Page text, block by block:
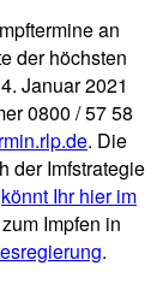
an
der höchsten
Januar 2021
0800 / 57 58
. Die
der Imfstrategie
könnt Ihr hier im
Impfen in
.